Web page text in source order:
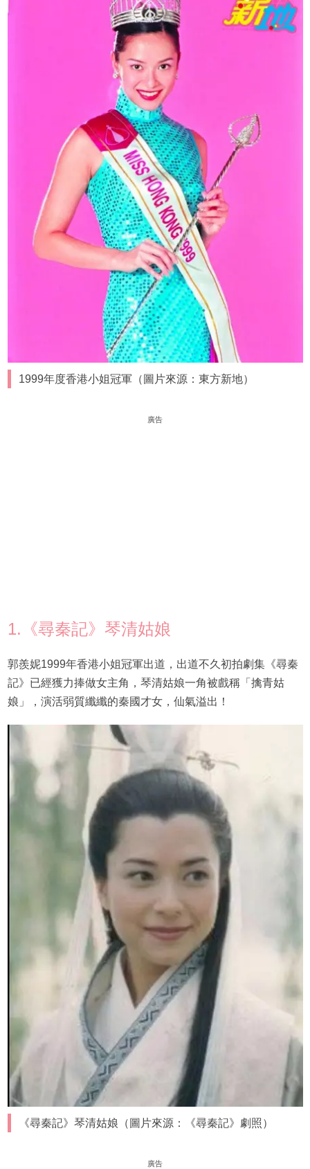
1999年度香港小姐冠軍（圖片來源：東方新地）
廣告
1.《尋秦記》琴清姑娘
郭羨妮1999年香港小姐冠軍出道，出道不久初拍劇集《尋秦
記》已經獲力捧做女主角，琴清姑娘一角被戲稱「擒青姑
娘」，演活弱質纖纖的秦國才女，仙氣溢出！
《尋秦記》琴清姑娘（圖片來源：《尋秦記》劇照）
廣告